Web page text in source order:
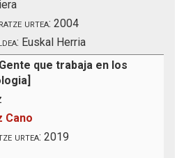
urtea: 2004
Euskal Herria
Gente que trabaja en los
Cano
urtea: 2019